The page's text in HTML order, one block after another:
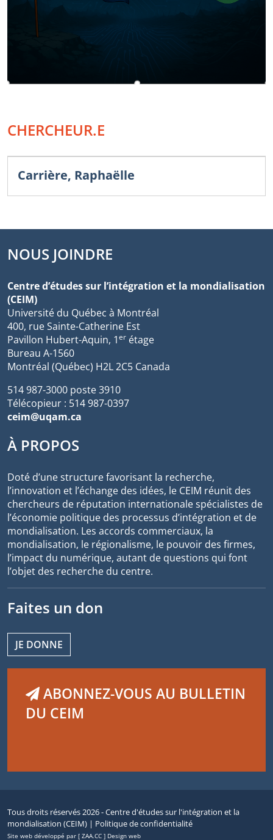
CHERCHEUR.E
Carrière, Raphaëlle
NOUS JOINDRE
Centre d’études sur l’intégration et la mondialisation
(CEIM)
Université du Québec à Montréal
400, rue Sainte-Catherine Est
Pavillon Hubert-Aquin, 1er étage
Bureau A-1560
Montréal (Québec) H2L 2C5 Canada
514 987-3000 poste 3910
Télécopieur : 514 987-0397
ceim@uqam.ca
À PROPOS
Doté d’une structure favorisant la recherche,
l’innovation et l’échange des idées, le CEIM réunit des
chercheurs de réputation internationale spécialistes de
l’économie politique des processus d’intégration et de
mondialisation. Les accords commerciaux, la
mondialisation, le régionalisme, le pouvoir des firmes,
l’impact du numérique, autant de questions qui font
l’objet des recherche du centre.
Faites un don
JE DONNE
ABONNEZ-VOUS AU BULLETIN
DU CEIM
Tous droits réservés 2026 - Centre d'études sur l'intégration et la
mondialisation (CEIM) | Politique de confidentialité
Site web développé par [ ZAA.CC ] Design web